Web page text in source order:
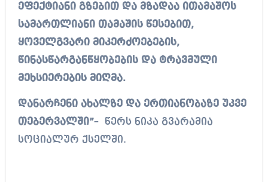
ეფექტიანი გზებით და მზადაა ითამაშოს
სამართლიანი თამაშის წესებით,
ყოველგვარი მიკერძოებების,
წინასწარგანწყობების და ტრავმული
მეხსიერების მიღმა.
დანარჩენი ახალზე და ერთიანობაზე უკვე
თებერვალში”– წერს ნიკა გვარამია
სოციალურ ქსელში.